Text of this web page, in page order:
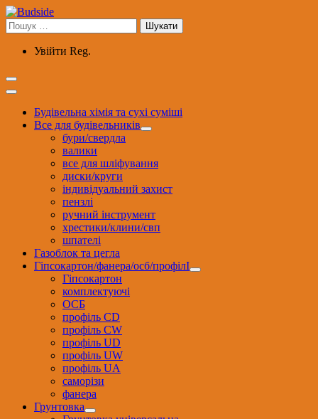
Перейти
до
вмісту
Пошук:
Увійти Reg.
Будівельна хімія та сухі суміші
Все для будівельників
бури/свердла
валики
все для шліфування
диски/круги
індивідуальний захист
пензлі
ручний інструмент
хрестики/клини/свп
шпателі
Газоблок та цегла
Гіпсокартон/фанера/осб/профілІ
Гіпсокартон
комплектуючі
ОСБ
профіль CD
профіль CW
профіль UD
профіль UW
профіль UА
саморізи
фанера
Грунтовка